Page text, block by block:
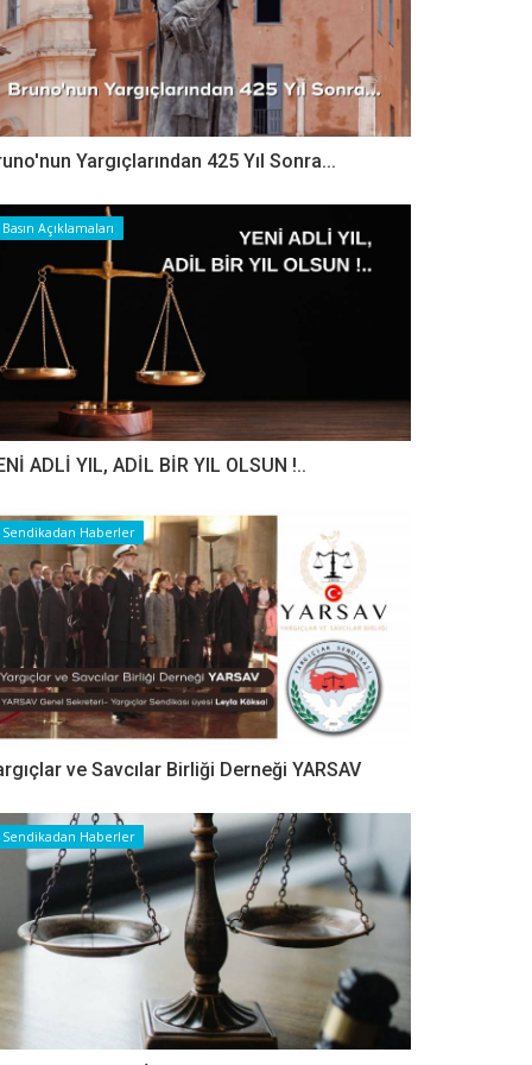
Yargıçlarından 425 Yıl Sonra...
Basın Açıklamaları
ADLİ YIL, ADİL BİR YIL OLSUN !..
Sendikadan Haberler
ve Savcılar Birliği Derneği YARSAV
Sendikadan Haberler